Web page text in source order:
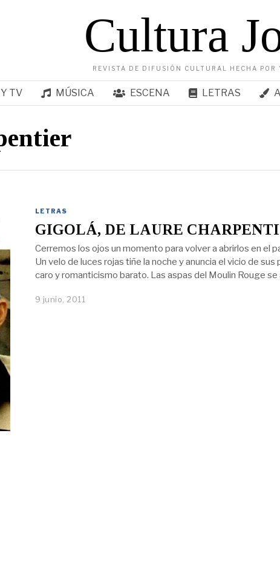
Cultura
REVISTA DE DIFUSIÓN CULTURAL HECHA POR
TV MÚSICA ESCENA LETRAS
LETRAS
GIGOLÁ, DE LAURE
Cerremos los ojos un momento para volver a abrirlos en el
Un velo de luces rojas tiñe la noche y anuncia el vicio de
caro y romanticismo barato. Las aspas del Moulin Rouge se
9 junio, 2011